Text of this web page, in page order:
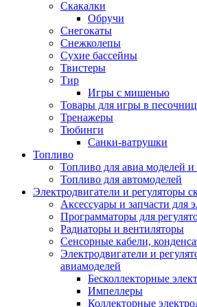
Скакалки
Обручи
Снегокаты
Снежколепы
Сухие бассейны
Твистеры
Тир
Игры с мишенью
Товары для игры в
Тренажеры
Тюбинги
Санки-ватрушки
Топливо
Топливо для авиа моделей и
Топливо для автомоделей
Электродвигатели и регуляторы
Аксессуары и запчасти для
Программаторы для
Радиаторы и вентиляторы
Сенсорные кабели,
Электродвигатели и
авиамоделей
Бесколлекторные
Импеллеры
Коллекторные